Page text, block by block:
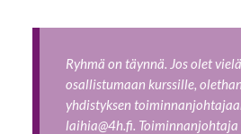
Ryhmä on täynnä. Jos olet
osallistumaan kurssille,
yhdistyksen
laihia@4h.fi.